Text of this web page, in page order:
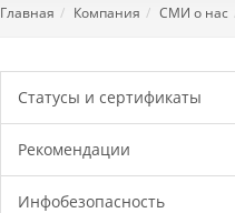
Главная Компания СМИ о нас
Статусы и сертификаты
Рекомендации
Инфобезопасность